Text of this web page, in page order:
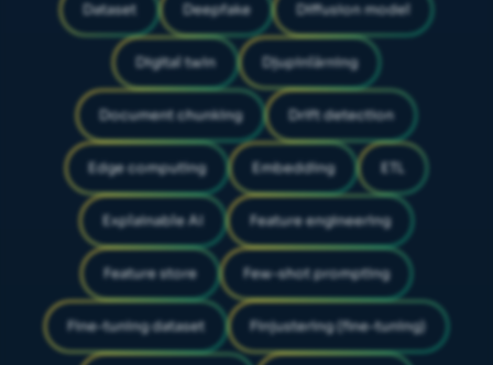
Dataset Deepfake Diffusion model
Digital twin Djupinlärning
Document chunking Drift detection
Edge computing Embedding ETL
Explainable AI Feature engineering
Feature store Few-shot prompting
Fine-tuning dataset Finjustering (fine-tuning)